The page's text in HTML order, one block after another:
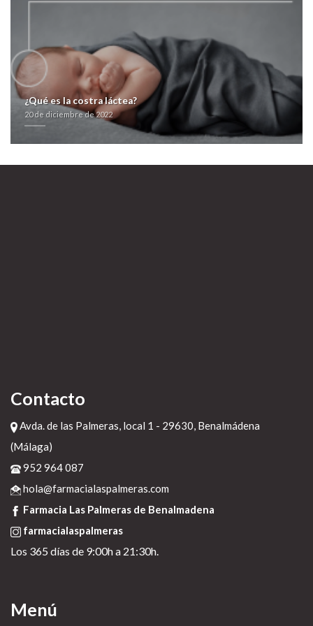
Sikker køb af levothyroxine levothyroxin online danmark uden recept
¿Qué es la costra láctea?
20 de diciembre de 2022
Contacto
Avda. de las Palmeras, local 1 - 29630, Benalmádena
(Málaga)
952 964 087
hola@farmacialaspalmeras.com
Farmacia Las Palmeras de Benalmadena
farmacialaspalmeras
Los 365 días de 9:00h a 21:30h.
Menú